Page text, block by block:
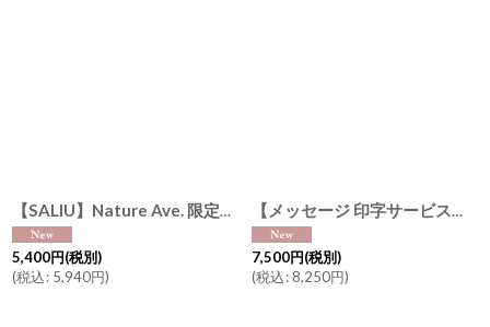
【SALIU】Nature Ave. 限定カラー 薄墨 結 YUI 土瓶急須
5,400円(税別)
(税込: 5,940円)
【メッセージ 印字サービス】【SALIU】Nature Ave. 限定カラー 薄墨
7,500円(税別)
(税込: 8,250円)